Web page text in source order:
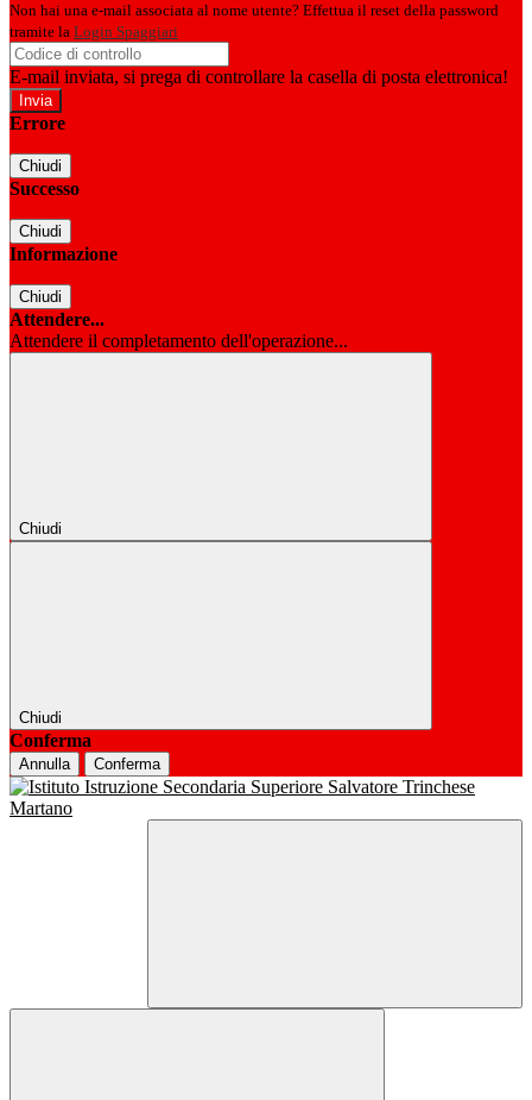
Non hai una e-mail associata al nome utente? Effettua il reset della password
tramite la Login Spaggiari
E-mail inviata, si prega di controllare la casella di posta elettronica!
Errore
Chiudi
Successo
Chiudi
Informazione
Chiudi
Attendere...
Attendere il completamento dell'operazione...
Chiudi
Chiudi
Conferma
Annulla Conferma